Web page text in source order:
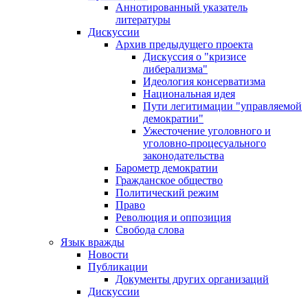
Аннотированный указатель
литературы
Дискуссии
Архив предыдущего проекта
Дискуссия о "кризисе
либерализма"
Идеология консерватизма
Национальная идея
Пути легитимации "управляемой
демократии"
Ужесточение уголовного и
уголовно-процесуального
законодательства
Барометр демократии
Гражданское общество
Политический режим
Право
Революция и оппозиция
Свобода слова
Язык вражды
Новости
Публикации
Документы других организаций
Дискуссии